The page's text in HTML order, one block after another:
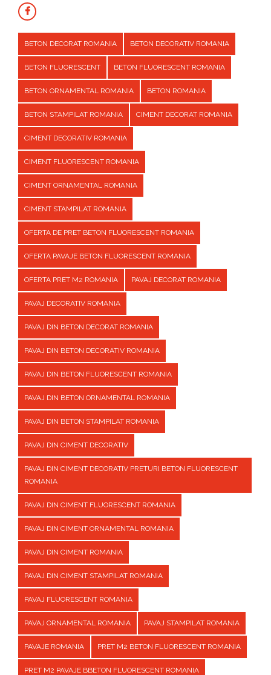
BETON DECORAT ROMANIA BETON DECORATIV ROMANIA
BETON FLUORESCENT BETON FLUORESCENT ROMANIA
BETON ORNAMENTAL ROMANIA BETON ROMANIA
BETON STAMPILAT ROMANIA CIMENT DECORAT ROMANIA
CIMENT DECORATIV ROMANIA
CIMENT FLUORESCENT ROMANIA
CIMENT ORNAMENTAL ROMANIA
CIMENT STAMPILAT ROMANIA
OFERTA DE PRET BETON FLUORESCENT ROMANIA
OFERTA PAVAJE BETON FLUORESCENT ROMANIA
OFERTA PRET M2 ROMANIA PAVAJ DECORAT ROMANIA
PAVAJ DECORATIV ROMANIA
PAVAJ DIN BETON DECORAT ROMANIA
PAVAJ DIN BETON DECORATIV ROMANIA
PAVAJ DIN BETON FLUORESCENT ROMANIA
PAVAJ DIN BETON ORNAMENTAL ROMANIA
PAVAJ DIN BETON STAMPILAT ROMANIA
PAVAJ DIN CIMENT DECORATIV
PAVAJ DIN CIMENT DECORATIV PRETURI BETON FLUORESCENT
ROMANIA
PAVAJ DIN CIMENT FLUORESCENT ROMANIA
PAVAJ DIN CIMENT ORNAMENTAL ROMANIA
PAVAJ DIN CIMENT ROMANIA
PAVAJ DIN CIMENT STAMPILAT ROMANIA
PAVAJ FLUORESCENT ROMANIA
PAVAJ ORNAMENTAL ROMANIA PAVAJ STAMPILAT ROMANIA
PAVAJE ROMANIA PRET M2 BETON FLUORESCENT ROMANIA
PRET M2 PAVAJE BBETON FLUORESCENT ROMANIA